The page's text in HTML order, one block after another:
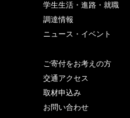
学生生活・進路・就職
調達情報
ニュース・イベント
ご寄付をお考えの方
交通アクセス
取材申込み
お問い合わせ